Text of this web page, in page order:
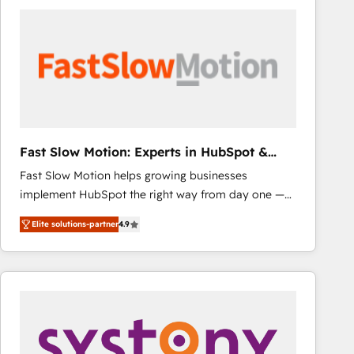
One company, one operating model, delivering
across offices and consulting teams in the UK, USA,
international offices and 175+ employees.
Fast Slow Motion: Experts in HubSpot &
Salesforce
Fast Slow Motion helps growing businesses
implement HubSpot the right way from day one —
with the flexibility to scale as complexity increases.
Highly certified in both HubSpot and Salesforce, we
bring deep experience in CRM implementation,
integrations, and data migration across modern
combines strong technical execution with real
business perspective. Many of our consultants have
Elite solutions-partner4.9